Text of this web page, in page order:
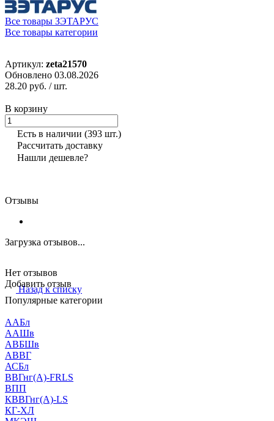
Все товары ЗЭТАРУС
Все товары категории
Артикул: zeta21570
Обновлено 03.08.2026
28.20 руб. / шт.
В корзину
Есть в наличии (393 шт.)
Рассчитать доставку
Нашли дешевле?
Отзывы
Загрузка отзывов...
Нет отзывов
Добавить отзыв
Назад к списку
Популярные категории
ААБл
ААШв
АВБШв
АВВГ
АСБл
ВВГнг(А)-FRLS
ВПП
КВВГнг(А)-LS
КГ-ХЛ